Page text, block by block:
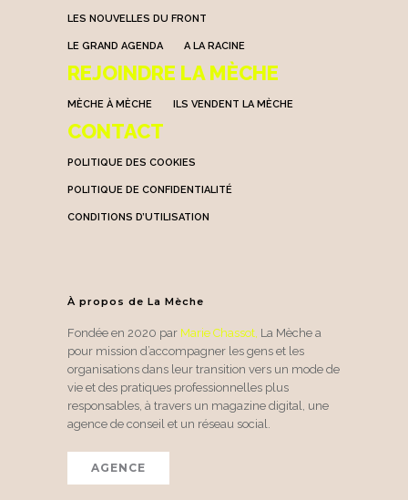
LES NOUVELLES DU FRONT
LE GRAND AGENDA A LA RACINE
REJOINDRE LA MÈCHE
MÈCHE À MÈCHE ILS VENDENT LA MÈCHE
CONTACT
POLITIQUE DES COOKIES
POLITIQUE DE CONFIDENTIALITÉ
CONDITIONS D’UTILISATION
À propos de La Mèche
Fondée en 2020 par Marie Chassot La Mèche a
pour mission d’accompagner les gens et les
organisations dans leur transition vers un mode de
vie et des pratiques professionnelles plus
responsables, à travers un magazine digital, une
agence de conseil et un réseau social.
AGENCE